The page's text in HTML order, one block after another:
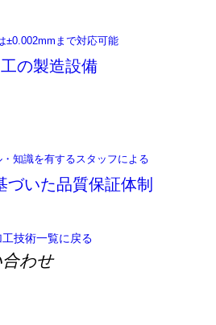
±0.002mmまで対応可能
の製造設備
知識を有するスタッフによる
づいた品質保証体制
工技術一覧に戻る
わせ